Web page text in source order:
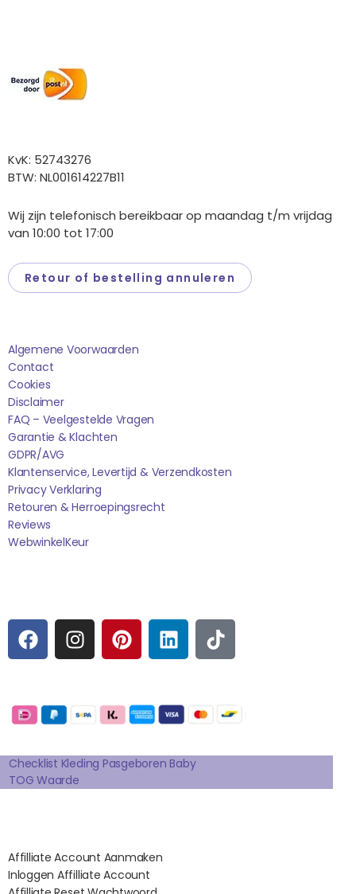
KvK: 52743276
BTW: NL001614227B11
Wij zijn telefonisch bereikbaar op maandag t/m vrijdag
van 10:00 tot 17:00
Retour of bestelling annuleren
Algemene Voorwaarden
Contact
Cookies
Disclaimer
FAQ – Veelgestelde Vragen
Garantie & Klachten
GDPR/AVG
Klantenservice, Levertijd & Verzendkosten
Privacy Verklaring
Retouren & Herroepingsrecht
Reviews
WebwinkelKEur
F
A
C
B
O
O
K
I
N
S
A
R
A
M
P
I
N
E
R
E
S
T
L
I
N
E
D
I
N
T
I
K
O
K
Checklist Kleding Pasgeboren Baby
TOG Waarde
Affilliate Account Aanmaken
Inloggen Affilliate Account